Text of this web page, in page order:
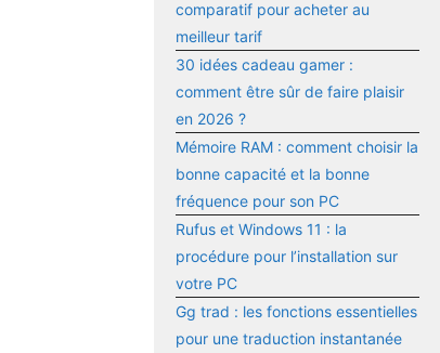
comparatif pour acheter au
meilleur tarif
30 idées cadeau gamer :
comment être sûr de faire plaisir
en 2026 ?
Mémoire RAM : comment choisir la
bonne capacité et la bonne
fréquence pour son PC
Rufus et Windows 11 : la
procédure pour l’installation sur
votre PC
Gg trad : les fonctions essentielles
pour une traduction instantanée